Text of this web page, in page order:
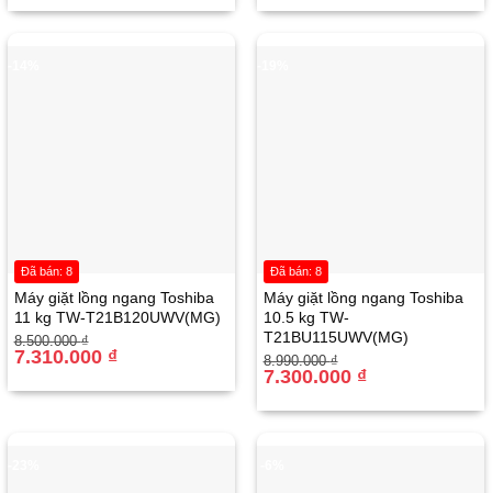
6.200.000 ₫.
7.890.000 ₫.
Máy giặt lồng ngang Toshiba
11 kg TW-T21B120UWV(MG)
8.500.000₫
Giá
gốc
7.310.000 ₫
Giá
hiện
7.310.000 ₫.
Đã bán: 8
Máy giặt lồng ngang Toshiba
10.5 kg TW-
T21BU115UWV(MG)
8.990.000₫
Giá
gốc
7.300.000 ₫
Giá
hiện
7.300.000 ₫.
Đã bán: 8